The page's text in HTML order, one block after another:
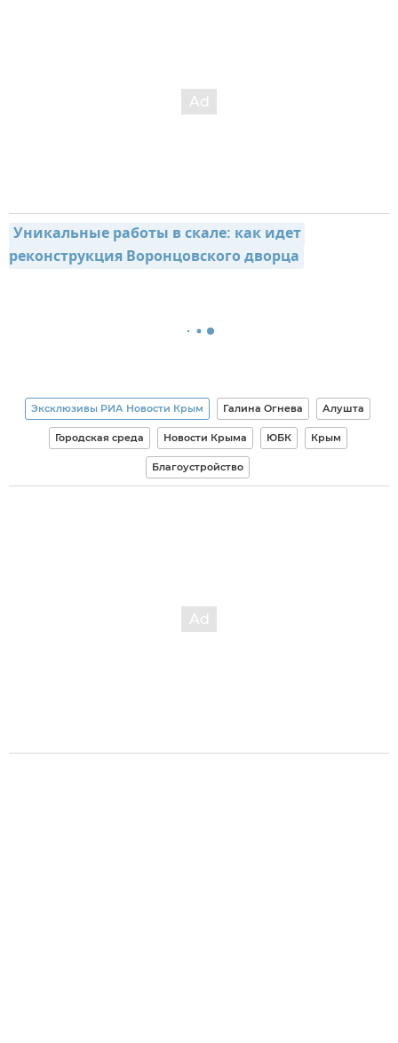
Уникальные работы в скале: как идет
реконструкция Воронцовского дворца
Эксклюзивы РИА Новости Крым Галина Огнева Алушта
Городская среда Новости Крыма ЮБК Крым
Благоустройство